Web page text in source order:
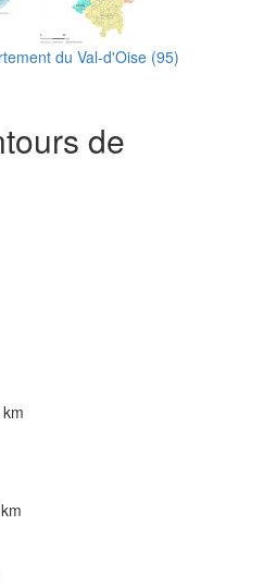
du Val-d'Oise (95)
de